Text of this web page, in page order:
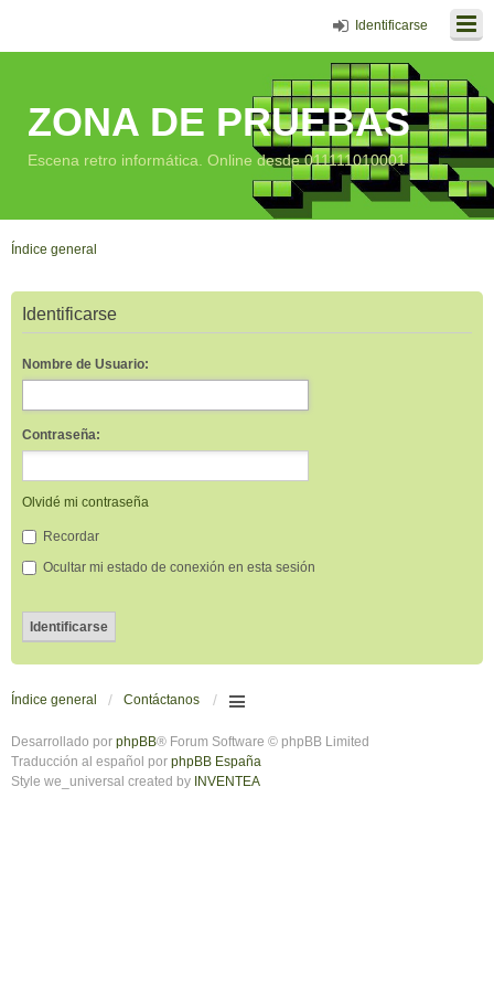
Identificarse
ZONA DE PRUEBAS
Escena retro informática. Online desde 011111010001
Índice general
Identificarse
Nombre de Usuario:
Contraseña:
Olvidé mi contraseña
Recordar
Ocultar mi estado de conexión en esta sesión
Índice general Contáctanos
Desarrollado por phpBB® Forum Software © phpBB Limited
Traducción al español por phpBB España
Style we_universal created by INVENTEA